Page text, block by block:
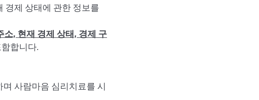
경제 상태에 관한 정보를
, 현재 경제 상태, 경제 구
합니다.
사람마음 심리치료를 시